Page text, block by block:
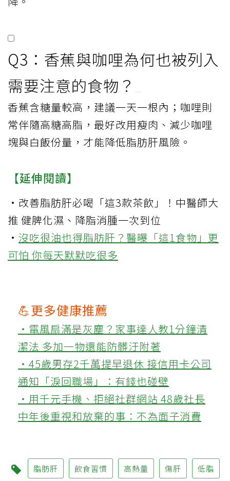
Q3：香蕉與咖哩為何也被列入
需要注意的食物？
香蕉含糖量較高，建議一天一根內；咖哩則
常伴隨高糖高脂，最好改用瘦肉、減少咖哩
塊與白飯份量，才能降低脂肪肝風險。
【延伸閱讀】
· 改善脂肪肝必喝「這3款茶飲」！中醫師大
推 健脾化濕、降脂消腫一次到位
· 沒吃很油也得脂肪肝？醫曝「這1食物」更
可怕 你每天默默吃很多
💪更多健康推薦
‧電風扇滿是灰塵？家事達人教1分鐘清
潔法 多加一物還能防髒汙附著
‧45歲男存2千萬提早退休 接信用卡公司
通知「淚回職場」：有錢也碰壁
‧用千元手機、拒絕社群網站 48歲社長
中年後重視和放棄的事：不為面子消費
脂肪肝 飲食習慣 高熱量 傷肝 低脂